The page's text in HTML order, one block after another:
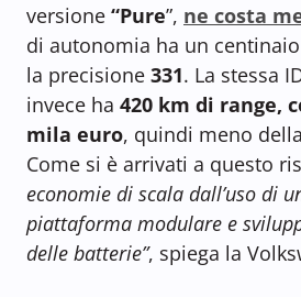
versione “Pure”, ne costa
di autonomia ha un
la precisione 331. La stessa
invece ha 420 km di range,
mila euro, quindi meno
Come si è arrivati a questo
economie di scala dall’uso di
piattaforma modulare e
delle batterie”, spiega la